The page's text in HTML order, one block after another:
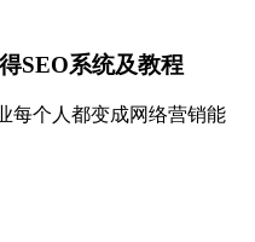
SEO系统及教程
每个人都变成网络营销能